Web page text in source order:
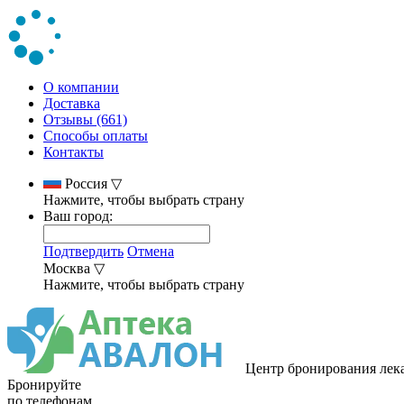
О компании
Доставка
Отзывы (661)
Способы оплаты
Контакты
Россия ▽
Нажмите, чтобы выбрать страну
Ваш город:
Подтвердить Отмена
Москва ▽
Нажмите, чтобы выбрать страну
Центр бронирования
Бронируйте
по телефонам